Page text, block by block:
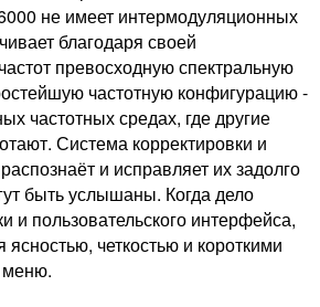
не имеет интермодуляционных
благодаря своей
превосходную спектральную
частотную конфигурацию -
частотных средах, где другие
Система корректировки и
и исправляет их задолго
быть услышаны. Когда дело
и пользовательского интерфейса,
четкостью и короткими
меню.